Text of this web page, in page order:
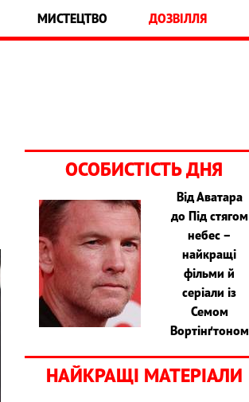
МИСТЕЦТВО ДОЗВІЛЛЯ
ОСОБИСТІСТЬ ДНЯ
Від Аватара
до Під стягом
небес –
найкращі
фільми й
серіали із
Семом
Вортінґтоном
НАЙКРАЩІ МАТЕРІАЛИ